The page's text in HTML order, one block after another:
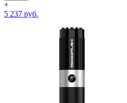
+
5 237 руб.